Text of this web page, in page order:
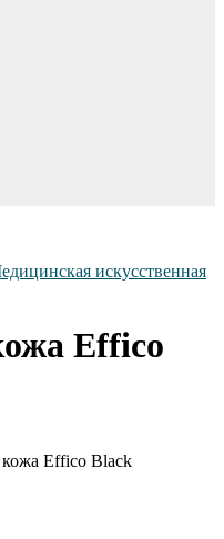
искусственная
Effico
кожа Effico Black